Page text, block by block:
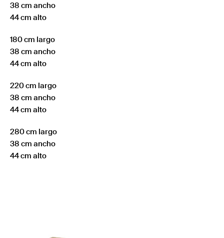
38 cm ancho
44 cm alto
180 cm largo
38 cm ancho
44 cm alto
220 cm largo
38 cm ancho
44 cm alto
280 cm largo
38 cm ancho
44 cm alto